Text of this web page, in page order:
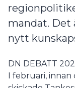
mandat. Det
nytt
DN DEBATT
I februari, innan